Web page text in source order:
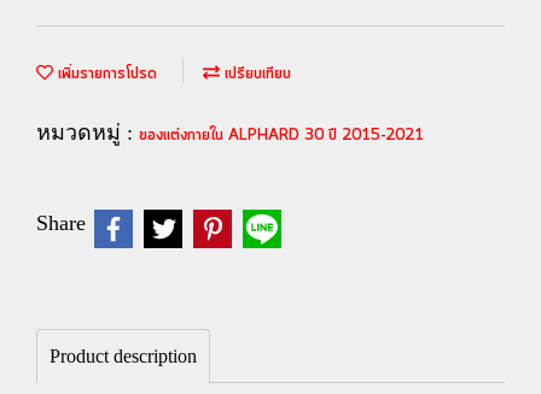
เพิ่มรายการโปรด เปรียบเทียบ
หมวดหมู่ : ของแต่งภายใน ALPHARD 30 ปี 2015-2021
Share
Product description